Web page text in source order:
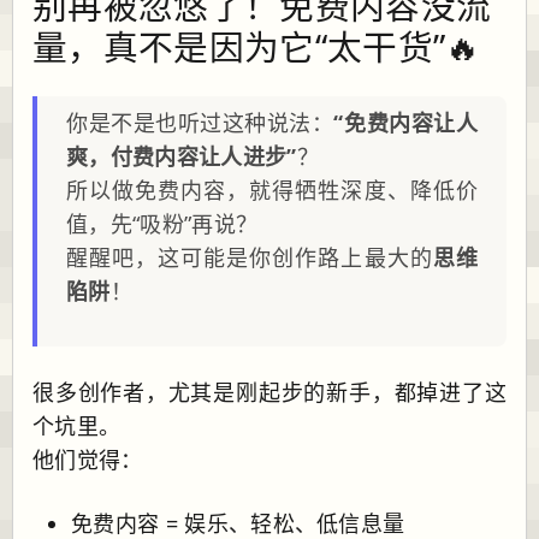
量，真不是因为它“太干货”🔥
你是不是也听过这种说法：“免费内容让人
爽，付费内容让人进步”？
所以做免费内容，就得牺牲深度、降低价
值，先“吸粉”再说？
醒醒吧，这可能是你创作路上最大的思维
陷阱！
很多创作者，尤其是刚起步的新手，都掉进了这
个坑里。
他们觉得：
免费内容 = 娱乐、轻松、低信息量